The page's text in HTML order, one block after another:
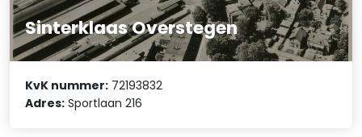
Sinterklaas Overstegen
KvK nummer: 72193832
Adres: Sportlaan 216